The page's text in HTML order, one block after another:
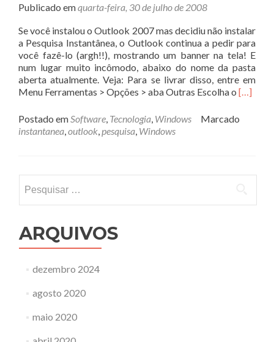
Publicado emquarta-feira, 30 de julho de 2008
Se você instalou o Outlook 2007 mas decidiu não instalar
a Pesquisa Instantânea, o Outlook continua a pedir para
você fazê-lo (argh!!), mostrando um banner na tela! E
num lugar muito incômodo, abaixo do nome da pasta
aberta atualmente. Veja: Para se livrar disso, entre em
Menu Ferramentas > Opções > aba Outras Escolha o Leia
[…]
Postado emSoftware, Tecnologia, Windows
Marcado
instantanea,outlook,pesquisa, Windows
por:
ARQUIVOS
dezembro 2024
agosto 2020
maio 2020